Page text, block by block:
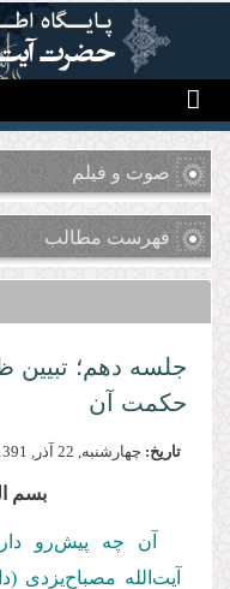
رفتن به محتوای اصلی
صوت و فیلم
فهرست مطالب
جلسه دهم؛ تبیین
حکمت آن
تاریخ: چهارشنبه, 22 آذر, 1391
بسم‌
آن چه پیش‌رو
آیت‌الله مصباح‌یزدی